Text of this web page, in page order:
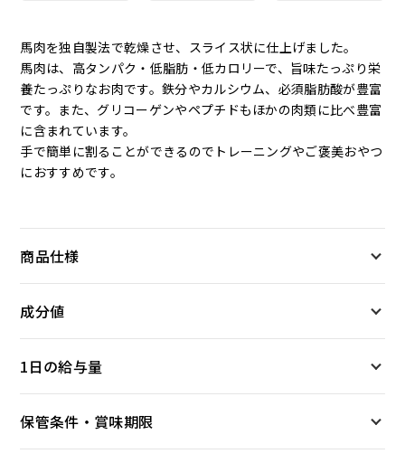
馬肉を独自製法で乾燥させ、スライス状に仕上げました。
馬肉は、高タンパク・低脂肪・低カロリーで、旨味たっぷり栄
養たっぷりなお肉です。鉄分やカルシウム、必須脂肪酸が豊富
です。また、グリコーゲンやペプチドもほかの肉類に比べ豊富
に含まれています。
手で簡単に割ることができるのでトレーニングやご褒美おやつ
におすすめです。
商品仕様
成分値
1日の給与量
保管条件・賞味期限